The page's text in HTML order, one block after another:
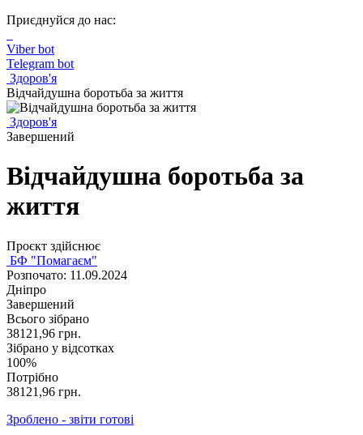
Приєднуйся до нас:
Viber bot
Telegram bot
Здоров'я
Відчайдушна боротьба за життя
Здоров'я
Завершений
Відчайдушна боротьба за
життя
Проєкт здійснює
БФ "Помагаєм"
Розпочато: 11.09.2024
Дніпро
Завершений
Всього зібрано
38121,96 грн.
Зібрано у відсотках
100%
Потрібно
38121,96 грн.
Зроблено - звіти готові